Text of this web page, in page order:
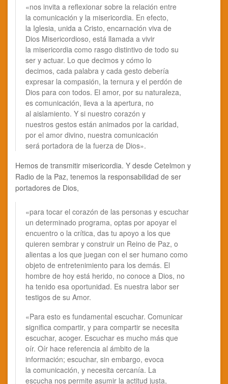
«nos invita a reflexionar sobre la relación entre
la comunicación y la misericordia. En efecto,
la Iglesia, unida a Cristo, encarnación viva de
Dios Misericordioso, está llamada a vivir
la misericordia como rasgo distintivo de todo su
ser y actuar. Lo que decimos y cómo lo
decimos, cada palabra y cada gesto debería
expresar la compasión, la ternura y el perdón de
Dios para con todos. El amor, por su naturaleza,
es comunicación, lleva a la apertura, no
al aislamiento. Y si nuestro corazón y
nuestros gestos están animados por la caridad,
por el amor divino, nuestra comunicación
será portadora de la fuerza de Dios».
Hemos de transmitir misericordia. Y desde Cetelmon y
Radio de la Paz, tenemos la responsabilidad de ser
portadores de Dios,
«para tocar el corazón de las personas y escuchar
un determinado programa, optas por apoyar el
encuentro o la crítica, das tu apoyo a los que
quieren sembrar y construir un Reino de Paz, o
alientas a los que juegan con el ser humano como
objeto de entretenimiento para los demás. El
hombre de hoy está herido, no conoce a Dios, no
ha tenido esa oportunidad. Es nuestra labor ser
testigos de su Amor.
«Para esto es fundamental escuchar. Comunicar
significa compartir, y para compartir se necesita
escuchar, acoger. Escuchar es mucho más que
oír. Oír hace referencia al ámbito de la
información; escuchar, sin embargo, evoca
la comunicación, y necesita cercanía. La
escucha nos permite asumir la actitud justa,